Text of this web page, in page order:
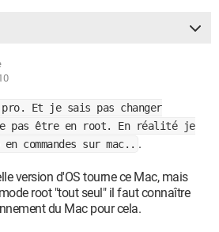
pro. Et je sais pas changer
pas être en root. En réalité je
commandes sur mac.. .
version d'OS tourne ce Mac, mais
root "tout seul" il faut connaître
du Mac pour cela.